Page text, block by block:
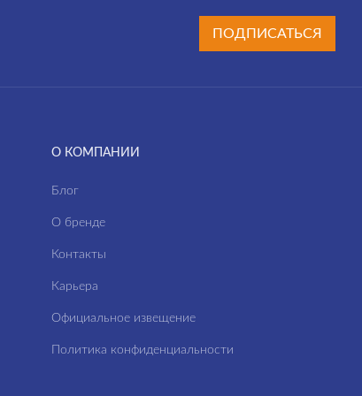
О КОМПАНИИ
Блог
О бренде
Контакты
Карьера
Официальное извещение
Политика конфиденциальности
ПОДПИСАТЬСЯ